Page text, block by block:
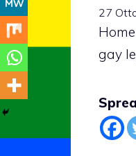
27
Home
gay